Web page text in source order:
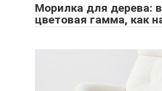
Морилка для дерева:
цветовая гамма, как